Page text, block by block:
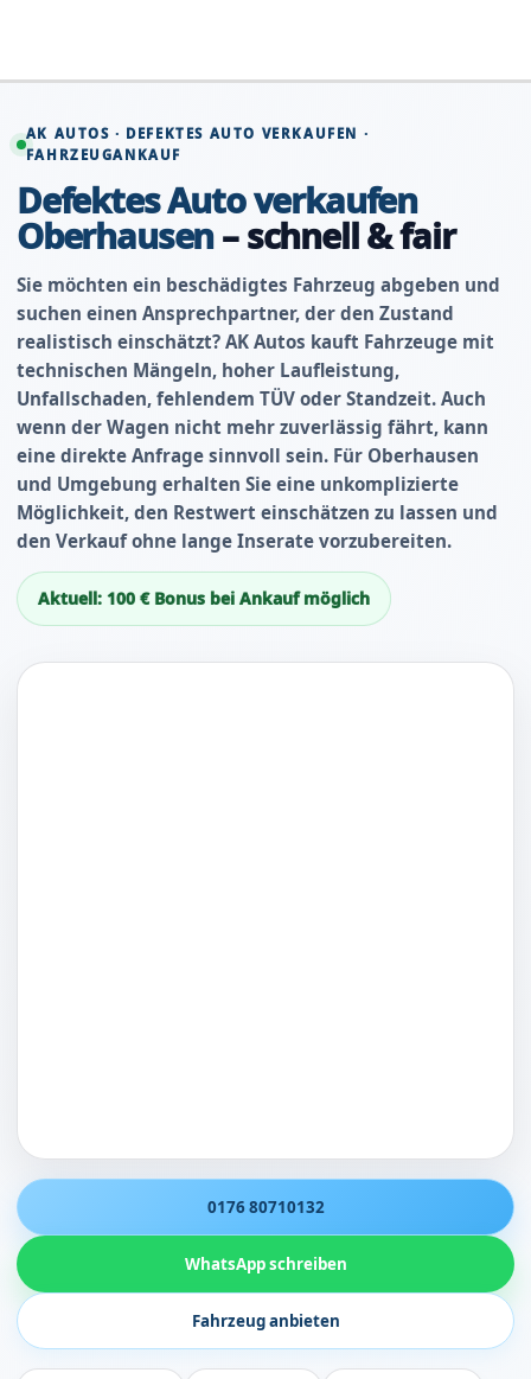
springen
AK AUTOS · DEFEKTES AUTO VERKAUFEN ·
FAHRZEUGANKAUF
Defektes Auto verkaufen
Oberhausen– schnell & fair
Sie möchten ein beschädigtes Fahrzeug abgeben und
suchen einen Ansprechpartner, der den Zustand
realistisch einschätzt? AK Autos kauft Fahrzeuge mit
technischen Mängeln, hoher Laufleistung,
Unfallschaden, fehlendem TÜV oder Standzeit. Auch
wenn der Wagen nicht mehr zuverlässig fährt, kann
eine direkte Anfrage sinnvoll sein. Für Oberhausen
und Umgebung erhalten Sie eine unkomplizierte
Möglichkeit, den Restwert einschätzen zu lassen und
den Verkauf ohne lange Inserate vorzubereiten.
Aktuell: 100 € Bonus bei Ankauf möglich
0176 80710132
WhatsApp schreiben
Fahrzeug anbieten